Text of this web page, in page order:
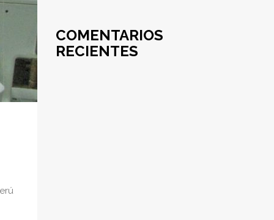
COMENTARIOS
RECIENTES